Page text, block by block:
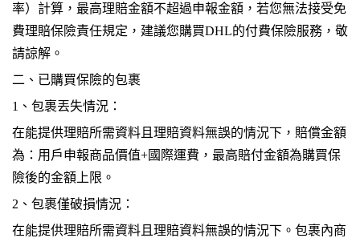
率）計算，最高理賠金額不超過申報金額，若您無法接受免
費理賠保險責任規定，建議您購買DHL的付費保險服務，敬
請諒解。
二、 已購買保險的包裹
1、 包裹丟失情況：
在能提供理賠所需資料且理賠資料無誤的情況下，賠償金額
為：用戶申報商品價值+國際運費，最高賠付金額為購買保
險後的金額上限。
2、 包裹僅破損情況：
在能提供理賠所需資料且理賠資料無誤的情況下。包裹內商